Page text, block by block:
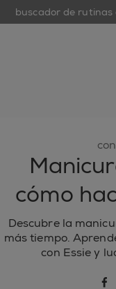
buscador de rutinas
cómo
Descubre la
más tiempo.
con Essie y